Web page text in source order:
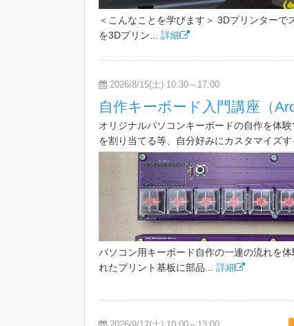
＜こんなことを学びます＞ 3Dプリンター
を3Dプリン... 詳細
2026/8/15(土) 10:30～17:00
自作キーボード入門講座（
オリジナルパソコンキーボードの自作を体
を割り当てる等、自分好みにカスタマイズす
パソコン用キーボード自作の一連の流れを
れたプリント基板に部品... 詳細